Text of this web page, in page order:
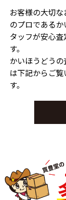
お客様の大切
のプロであるか
タッフが安心
す。
かいほうどう
は下記からご
す。